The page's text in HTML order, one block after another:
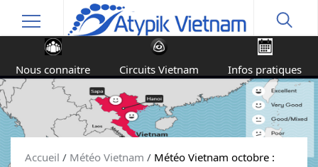
Nous connaitre Circuits Vietnam Infos pratiques
Accueil / Météo Vietnam / Météo Vietnam octobre :